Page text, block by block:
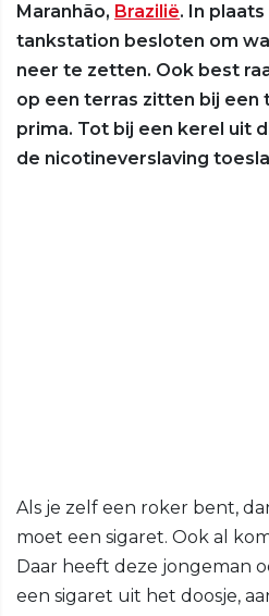
Maranhão, Brazilië. In
tankstation besloten om
neer te zetten. Ook best
op een terras zitten bij een
prima. Tot bij een kerel uit
de nicotineverslaving
Als je zelf een roker bent,
moet een sigaret. Ook al
Daar heeft deze jongeman
een sigaret uit het doosje,